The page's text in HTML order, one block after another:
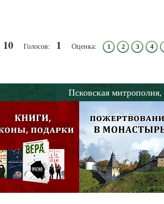
10 Голосов: 1 Оценка: 1 2 3 4
Псковская митрополия,